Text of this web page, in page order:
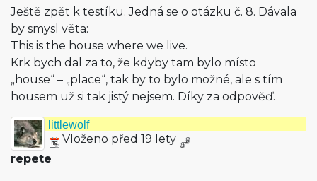
Ještě zpět k testíku. Jedná se o otázku č. 8. Dávala
by smysl věta:
This is the house where we live.
Krk bych dal za to, že kdyby tam bylo místo
„house“ – „place“, tak by to bylo možné, ale s tím
housem už si tak jistý nejsem. Díky za odpověď.
littlewolf
Vloženo před 19 lety
repete